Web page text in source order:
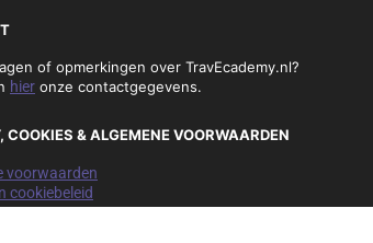
of opmerkingen over TravEcademy.nl?
hier onze contactgegevens.
COOKIES & ALGEMENE VOORWAARDEN
voorwaarden
cookiebeleid